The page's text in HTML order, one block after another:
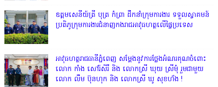
ឧត្តមសេនីយ៍ត្រី បុត្រ កំព្រា ដឹកនាំក្រុមការងារ ទទួលស្វាគមន៍
ប្រតិភូក្រុមការងារជំនាញកងរាជអាវុធហត្ថលើផ្ទៃប្រទេស
អាវុធហត្ថរាជធានីភ្នំពេញ សម្តែងនូវការថ្លែងអំណរគុណចំពោះ
លោក កាំង សៅរ៍សិរី និង លោកស្រី ឃុយ ស្រីមុំ រួមជាមួយ
លោក លឹម ប៊ុនហុក និង លោកស្រី ឃូ សុខហ័ង !